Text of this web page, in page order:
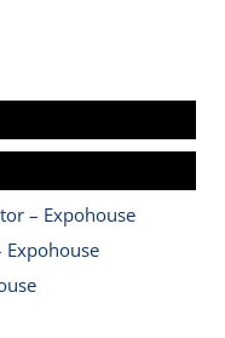
– Expohouse
Expohouse